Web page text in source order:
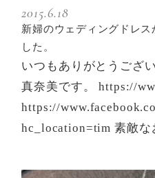
2015.6.18
新婦のウェディングドレ
した。
いつもありがとうござ
真奈美です。 https://
https://
hc_location=tim 素敵な